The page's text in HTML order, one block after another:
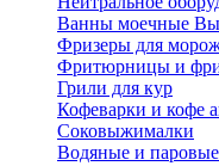
Ванны моечные
Фризеры для
Фритюрницы и
Грили для кур
Кофеварки и кофе
Соковыжималки
Водяные и